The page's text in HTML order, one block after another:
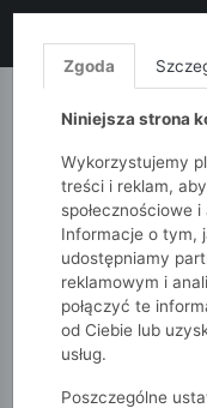
MONNARI
51015kids
Gumki do włosów
Zgoda
Niniejsza strona
Wykorzystujemy
treści i reklam,
społecznościowe
Informacje o tym,
udostępniamy
reklamowym i
połączyć te
od Ciebie lub
usług.
Poszczególne